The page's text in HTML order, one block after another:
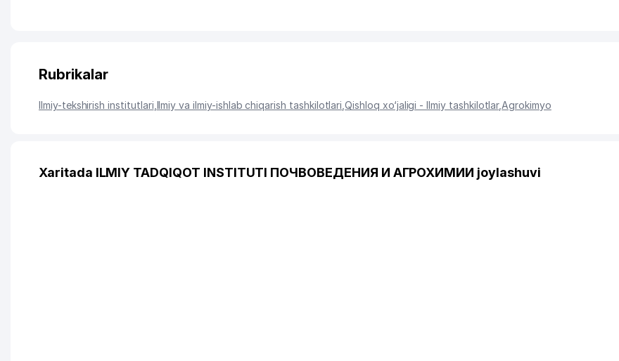
Rubrikalar
Ilmiy-tekshirish institutlari Ilmiy va ilmiy-ishlab chiqarish tashkilotlari ,Qishloq xo‘jaligi - Ilmiy tashkilotlar, Agrokimyo
Xaritada ILMIY TADQIQOT INSTITUTI ПОЧВОВЕДЕНИЯ И АГРОХИМИИ joylashuvi